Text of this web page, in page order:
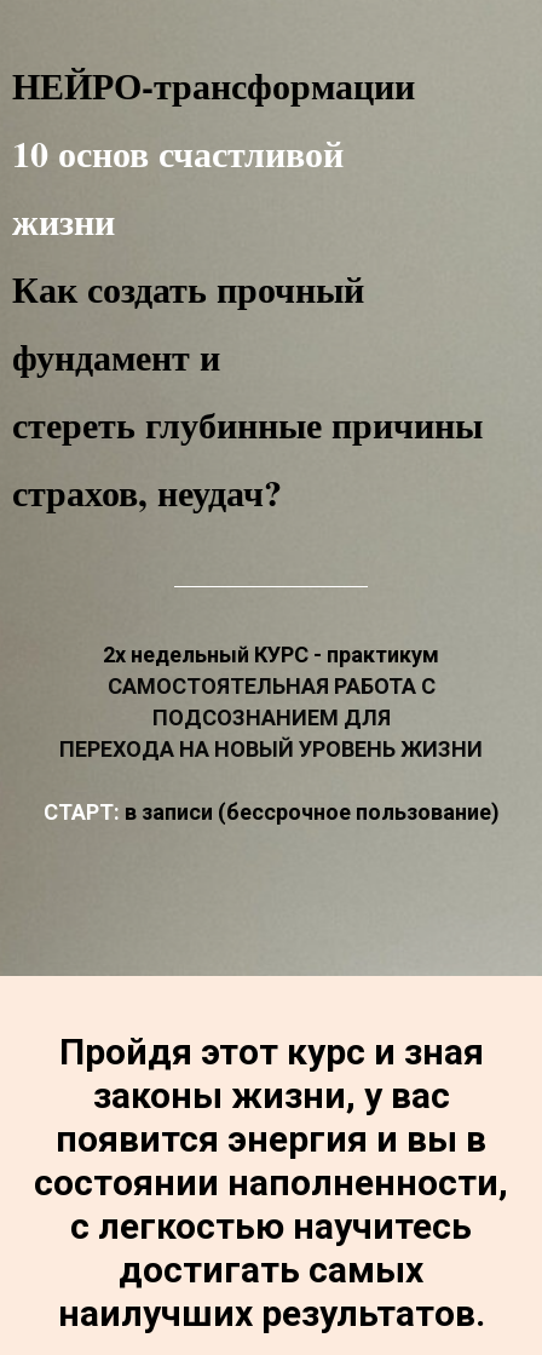
НЕЙРО-трансформации
10 основ счастливой
жизни
Как создать прочный
фундамент и
стереть глубинные причины
страхов, неудач?
2х недельный КУРС - практикум
САМОСТОЯТЕЛЬНАЯ РАБОТА С
ПОДСОЗНАНИЕМ ДЛЯ
ПЕРЕХОДА НА НОВЫЙ УРОВЕНЬ ЖИЗНИ
СТАРТ: в записи (бессрочное пользование)
Пройдя этот курс и зная
законы жизни, у вас
появится энергия и вы в
состоянии наполненности,
с легкостью научитесь
достигать самых
наилучших результатов.